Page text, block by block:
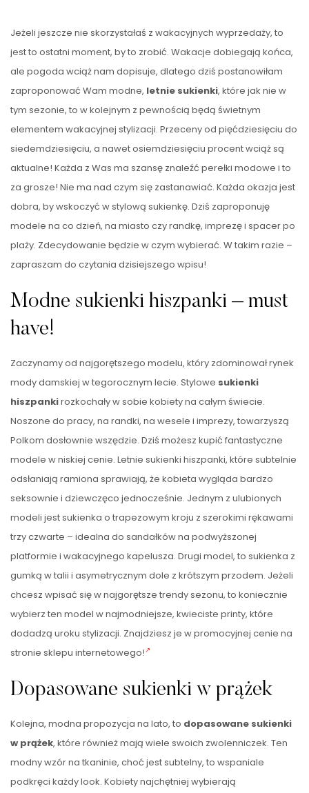
Jeżeli jeszcze nie skorzystałaś z wakacyjnych wyprzedaży, to
jest to ostatni moment, by to zrobić. Wakacje dobiegają końca,
ale pogoda wciąż nam dopisuje, dlatego dziś postanowiłam
zaproponować Wam modne, letnie sukienki, które jak nie w
tym sezonie, to w kolejnym z pewnością będą świetnym
elementem wakacyjnej stylizacji. Przeceny od pięćdziesięciu do
siedemdziesięciu, a nawet osiemdziesięciu procent wciąż są
aktualne! Każda z Was ma szansę znaleźć perełki modowe i to
za grosze! Nie ma nad czym się zastanawiać. Każda okazja jest
dobra, by wskoczyć w stylową sukienkę. Dziś zaproponuję
modele na co dzień, na miasto czy randkę, imprezę i spacer po
plaży. Zdecydowanie będzie w czym wybierać. W takim razie –
zapraszam do czytania dzisiejszego wpisu!
Modne sukienki hiszpanki – must
have!
Zaczynamy od najgorętszego modelu, który zdominował rynek
mody damskiej w tegorocznym lecie. Stylowe sukienki
hiszpankirozkochały w sobie kobiety na całym świecie.
Noszone do pracy, na randki, na wesele i imprezy, towarzyszą
Polkom dosłownie wszędzie. Dziś możesz kupić fantastyczne
modele w niskiej cenie. Letnie sukienki hiszpanki, które subtelnie
odsłaniają ramiona sprawiają, że kobieta wygląda bardzo
seksownie i dziewczęco jednocześnie. Jednym z ulubionych
modeli jest sukienka o trapezowym kroju z szerokimi rękawami
trzy czwarte – idealna do sandałków na podwyższonej
platformie i wakacyjnego kapelusza. Drugi model, to sukienka z
gumką w talii i asymetrycznym dole z krótszym przodem. Jeżeli
chcesz wpisać się w najgorętsze trendy sezonu, to koniecznie
wybierz ten model w najmodniejsze, kwieciste printy, które
dodadzą uroku stylizacji. Znajdziesz je w promocyjnej cenie na
stronie sklepu internetowego!
Dopasowane sukienki w prążek
Kolejna, modna propozycja na lato, to dopasowane sukienki
w prążek, które również mają wiele swoich zwolenniczek. Ten
modny wzór na tkaninie, choć jest subtelny, to wspaniale
podkręci każdy look. Kobiety najchętniej wybierają